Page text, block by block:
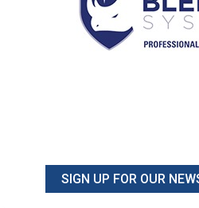
SIGN UP FOR OUR